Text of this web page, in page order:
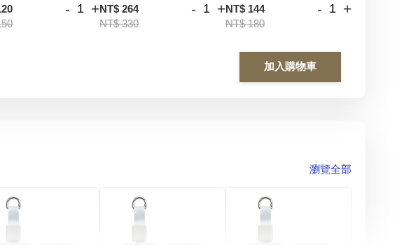
- +NT$ 264
NT$ 330
- +NT$ 144
NT$ 180
- +
加入購物車
瀏覽全部